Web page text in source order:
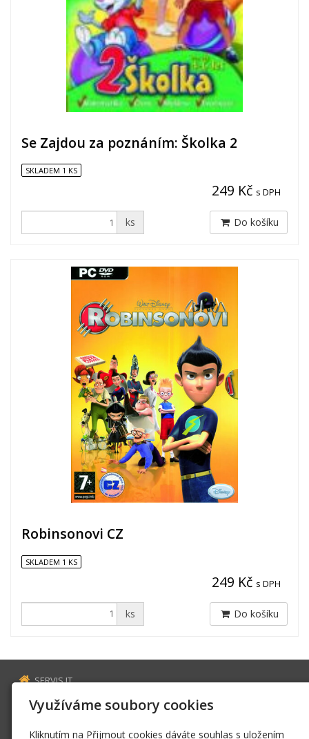
Se Zajdou za poznáním: Školka 2
SKLADEM 1 KS
249 Kč s DPH
ks Do košíku
Robinsonovi CZ
SKLADEM 1 KS
249 Kč s DPH
ks Do košíku
SERVIS IT
Estonská 2569
272 01 Kladno
servis@fillaus.cz
Využíváme soubory cookies
Kliknutím na Přijmout cookies dáváte souhlas s uložením